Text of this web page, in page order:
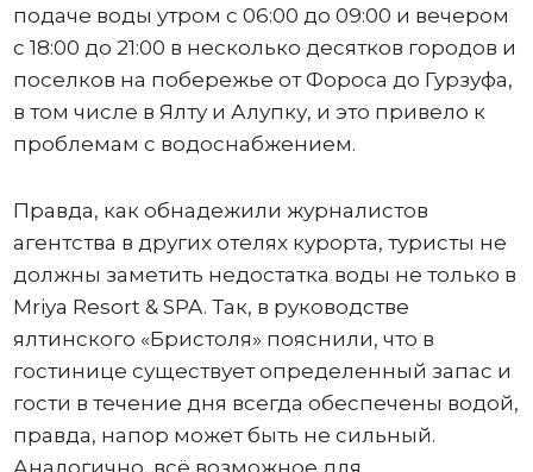
подаче воды утром с 06:00 до 09:00 и вечером
с 18:00 до 21:00 в несколько десятков городов и
поселков на побережье от Фороса до Гурзуфа,
в том числе в Ялту и Алупку, и это привело к
проблемам с водоснабжением.
Правда, как обнадежили журналистов
агентства в других отелях курорта, туристы не
должны заметить недостатка воды не только в
Mriya Resort & SPA. Так, в руководстве
ялтинского «Бристоля» пояснили, что в
гостинице существует определенный запас и
гости в течение дня всегда обеспечены водой,
правда, напор может быть не сильный.
Аналогично, всё возможное для